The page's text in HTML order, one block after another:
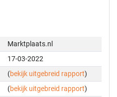
Marktplaats.nl
17-03-2022
(bekijk uitgebreid rapport)
(bekijk uitgebreid rapport)